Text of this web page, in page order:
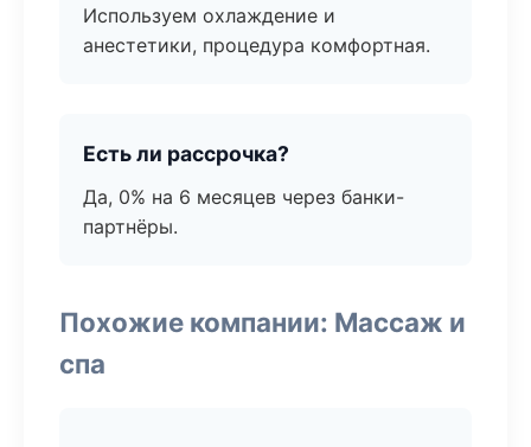
Используем охлаждение и
анестетики, процедура комфортная.
Есть ли рассрочка?
Да, 0% на 6 месяцев через банки-
партнёры.
Похожие компании: Массаж и
спа